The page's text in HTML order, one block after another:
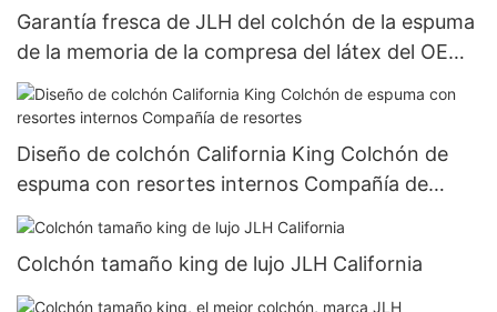
Garantía fresca de JLH del colchón de la espuma
de la memoria de la compresa del látex del OEM
del primero del colchón de la espuma de la
memoria del gel
Diseño de colchón California King Colchón de
espuma con resortes internos Compañía de
resortes
Colchón tamaño king de lujo JLH California